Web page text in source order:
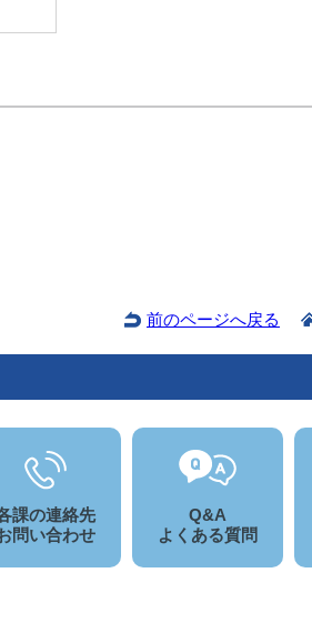
前のページへ戻る
課の連絡先
問い合わせ
Q&A
よくある質問